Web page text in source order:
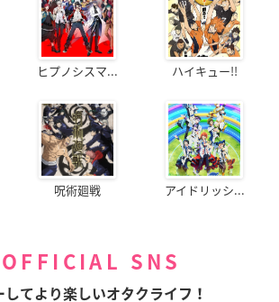
ヒプノシスマ... ハイキュー!!
呪術廻戦 アイドリッシ...
OFFICIAL SNS
してより楽しいオタクライフ！